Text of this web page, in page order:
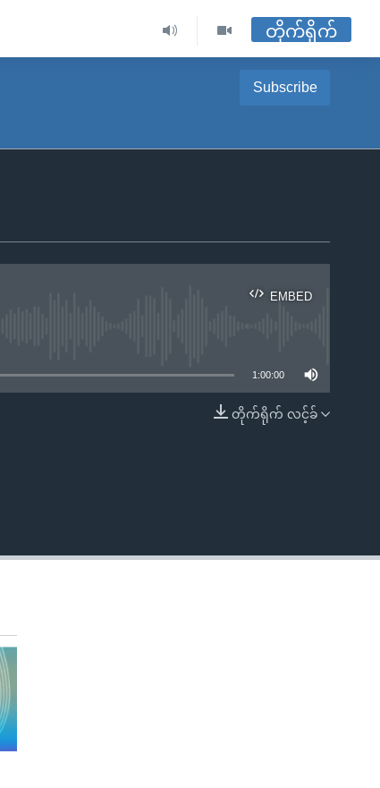
တိုက်ရိုက်
Subscribe
EMBED
EMBED
1:00:00
တိုက်ရိုက် လင့်ခ်